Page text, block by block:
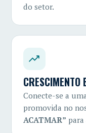
do setor.
CRESCIMENTO
Conecte-se a
promovida no
ACATMAR”